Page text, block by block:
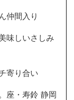
仲間入り
味しいさしみ
寄り合い
座・寿鈴 静岡